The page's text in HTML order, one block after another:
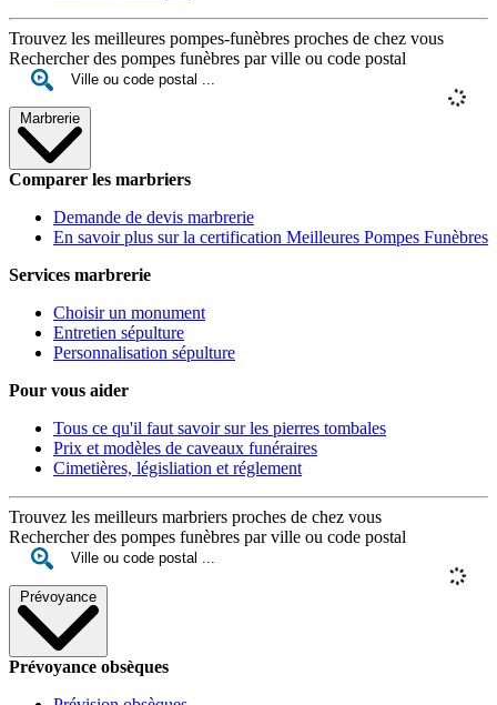
Trouvez les meilleures pompes-funèbres proches de chez vous
Rechercher des pompes funèbres par ville ou code postal
Marbrerie
Comparer les marbriers
Demande de devis marbrerie
En savoir plus sur la certification Meilleures Pompes Funèbres
Services marbrerie
Choisir un monument
Entretien sépulture
Personnalisation sépulture
Pour vous aider
Tous ce qu'il faut savoir sur les pierres tombales
Prix et modèles de caveaux funéraires
Cimetières, législiation et réglement
Trouvez les meilleurs marbriers proches de chez vous
Rechercher des pompes funèbres par ville ou code postal
Prévoyance
Prévoyance obsèques